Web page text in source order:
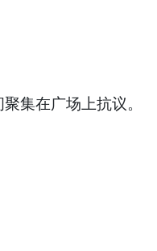
集在广场上抗议。